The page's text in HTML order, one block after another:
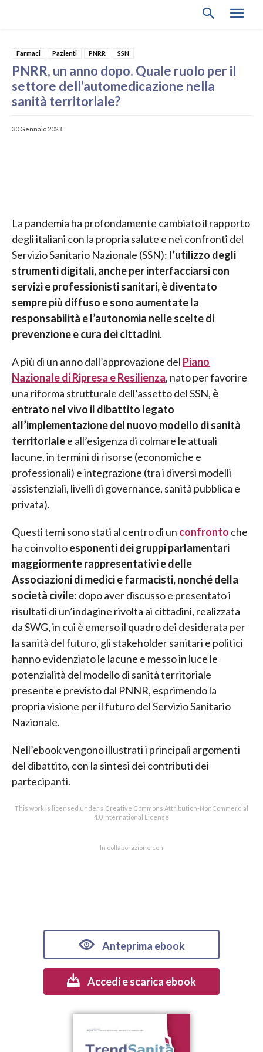
Farmaci Pazienti PNRR SSN
PNRR, un anno dopo. Quale ruolo per il
settore dell’automedicazione nella
sanità territoriale?
30 Gennaio 2023
La pandemia ha profondamente cambiato il rapporto
degli italiani con la propria salute e nei confronti del
Servizio Sanitario Nazionale (SSN): l’utilizzo degli
strumenti digitali, anche per interfacciarsi con
servizi e professionisti sanitari, è diventato
sempre più diffuso e sono aumentate la
responsabilità e l’autonomia nelle scelte di
prevenzione e cura dei cittadini.
A più di un anno dall’approvazione del Piano
Nazionale di Ripresa e Resilienza, nato per favorire
una riforma strutturale dell’assetto del SSN, è
entrato nel vivo il dibattito legato
all’implementazione del nuovo modello di sanità
territorialee all’esigenza di colmare le attuali
lacune, in termini di risorse (economiche e
professionali) e integrazione (tra i diversi modelli
assistenziali, livelli di governance, sanità pubblica e
privata).
Questi temi sono stati al centro di un confronto che
ha coinvoltoesponenti dei gruppi parlamentari
maggiormente rappresentativi e delle
Associazioni di medici e farmacisti, nonché della
società civile: dopo aver discusso e presentato i
risultati di un’indagine rivolta ai cittadini, realizzata
da SWG, in cui è emerso il quadro dei desiderata per
la sanità del futuro, gli stakeholder sanitari e politici
hanno evidenziato le lacune e messo in luce le
potenzialità del modello di sanità territoriale
presente e previsto dal PNNR, esprimendo la
propria visione per il futuro del Servizio Sanitario
Nazionale.
Nell’ebook vengono illustrati i principali argomenti
del dibattito, con la sintesi dei contributi dei
partecipanti.
This work is licensed under a Creative Commons Attribution-NonCommercial
4.0 International License
In collaborazione con
Anteprima ebook
Accedi e scarica ebook